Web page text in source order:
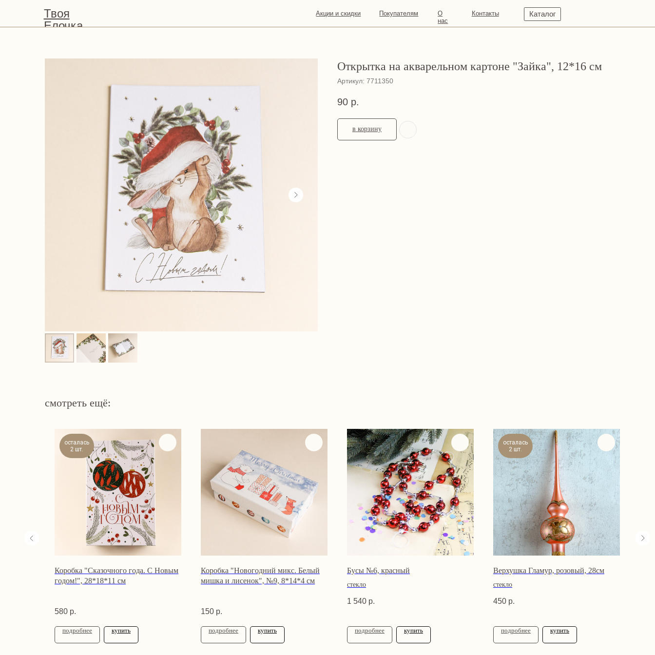
Акции и скидки Покупателям О
нас
Контакты Каталог
Твоя
Елочка
Открытка на акварельном картоне "Зайка", 12*16 см
Артикул: 7711350
90 р.
в корзину
смотреть ещё:
осталась
2 шт.
Коробка "Сказочного года. С Новым
годом!", 28*18*11 см
580 р.
подробнее купить
Коробка "Новогодний микс. Белый
мишка и лисенок", №9, 8*14*4 см
150 р.
подробнее купить
Бусы №6, красный
стекло
1 540 р.
подробнее купить
осталась
2 шт.
Верхушка Гламур, розовый, 28см
стекло
450 р.
подробнее купить